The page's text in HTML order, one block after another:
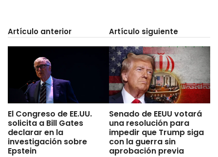
Artículo anterior
El Congreso de EE.UU.
solicita a Bill Gates
declarar en la
investigación sobre
Epstein
Artículo siguiente
Senado de EEUU votará
una resolución para
impedir que Trump siga
con la guerra sin
aprobación previa